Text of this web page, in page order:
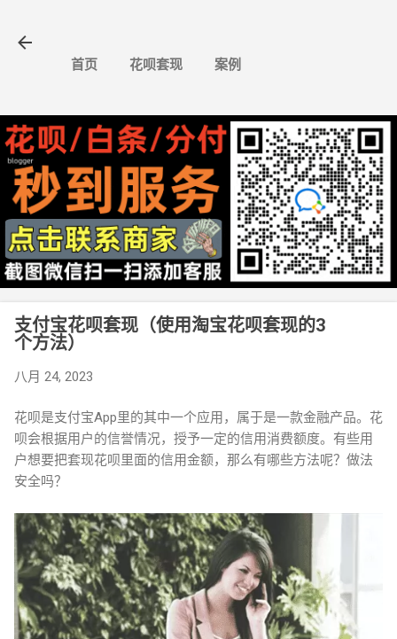
首页 花呗套现 案例
支付宝花呗套现（使用淘宝花呗套现的3
个方法）
八月 24, 2023
花呗是支付宝App里的其中一个应用，属于是一款金融产品。花
呗会根据用户的信誉情况，授予一定的信用消费额度。有些用
户想要把套现花呗里面的信用金额，那么有哪些方法呢？做法
安全吗？